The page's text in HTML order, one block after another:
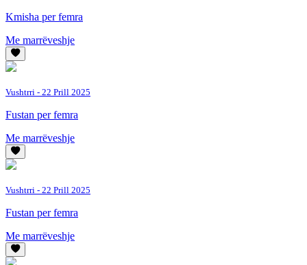
Kmisha per femra
Me marrëveshje
Vushtrri - 22 Prill 2025
Fustan per femra
Me marrëveshje
Vushtrri - 22 Prill 2025
Fustan per femra
Me marrëveshje